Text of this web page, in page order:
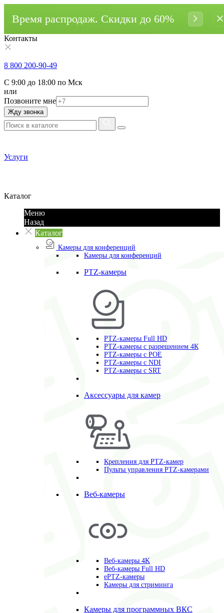
Время распродаж. Cкидки до 60%
Контакты
8 800 200-90-49
С 9:00 до 18:00 по Мск
или
Позвоните мне
Жду звонка
Услуги
Каталог
Меню
Назад
Каталог
Камеры для конференций
Камеры для конференций
PTZ-камеры
PTZ-камеры Full HD
PTZ-камеры с разрешением 4К
PTZ-камеры с POE
PTZ-камеры c NDI
PTZ-камеры с SRT
Аксессуары для камер
Крепления для PTZ-камер
Пульты управления PTZ-камерами
Веб-камеры
Веб-камеры 4K
Веб-камеры Full HD
ePTZ-камеры
Камеры для стриминга
Камеры для программных ВКС